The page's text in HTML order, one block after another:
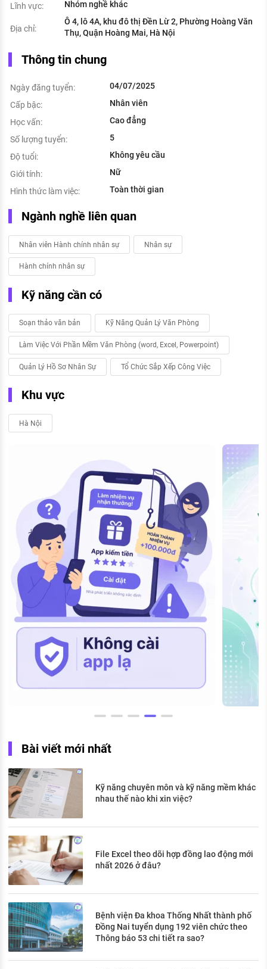
Lĩnh vực: Nhóm nghề khác
Địa chỉ:
Ô 4, lô 4A, khu đô thị Đền Lừ 2, Phường Hoàng Văn
Thụ, Quận Hoàng Mai, Hà Nội
Thông tin chung
Ngày đăng tuyển:
04/07/2025
Cấp bậc:
Nhân viên
Học vấn:
Cao đẳng
Số lượng tuyển:
5
Độ tuổi:
Không yêu cầu
Giới tính:
Nữ
Hình thức làm việc:
Toàn thời gian
Ngành nghề liên quan
Nhân viên Hành chính nhân sự Nhân sự
Hành chính nhân sự
Kỹ năng cần có
Soạn thảo văn bản Kỹ Năng Quản Lý Văn Phòng
Làm Việc Với Phần Mềm Văn Phòng (word, Excel, Powerpoint)
Quản Lý Hồ Sơ Nhân Sự Tổ Chức Sắp Xếp Công Việc
Khu vực
Hà Nội
Bài viết mới nhất
Kỹ năng chuyên môn và kỹ năng mềm khác
nhau thế nào khi xin việc?
File Excel theo dõi hợp đồng lao động mới
nhất 2026 ở đâu?
Bệnh viện Đa khoa Thống Nhất thành phố
Đồng Nai tuyển dụng 192 viên chức theo
Thông báo 53 chi tiết ra sao?